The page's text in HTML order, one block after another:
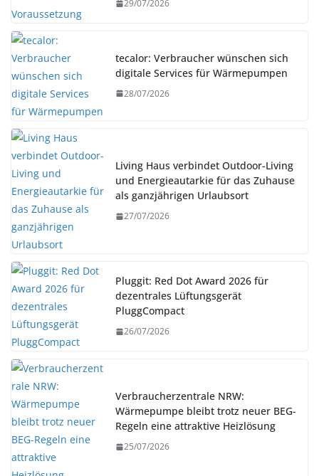
29/07/2026
tecalor: Verbraucher wünschen sich
digitale Services für Wärmepumpen
28/07/2026
Living Haus verbindet Outdoor-Living
und Energieautarkie für das Zuhause
als ganzjährigen Urlaubsort
27/07/2026
Pluggit: Red Dot Award 2026 für
dezentrales Lüftungsgerät
PluggCompact
26/07/2026
Verbraucherzentrale NRW:
Wärmepumpe bleibt trotz neuer BEG-
Regeln eine attraktive Heizlösung
25/07/2026